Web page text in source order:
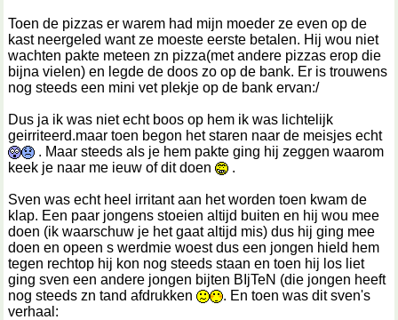
Toen de pizzas er warem had mijn moeder ze even op de
kast neergeled want ze moeste eerste betalen. Hij wou niet
wachten pakte meteen zn pizza(met andere pizzas erop die
bijna vielen) en legde de doos zo op de bank. Er is trouwens
nog steeds een mini vet plekje op de bank ervan:/
Dus ja ik was niet echt boos op hem ik was lichtelijk
geirriteerd.maar toen begon het staren naar de meisjes echt
. Maar steeds als je hem pakte ging hij zeggen waarom
keek je naar me ieuw of dit doen
.
Sven was echt heel irritant aan het worden toen kwam de
klap. Een paar jongens stoeien altijd buiten en hij wou mee
doen (ik waarschuw je het gaat altijd mis) dus hij ging mee
doen en opeen s werdmie woest dus een jongen hield hem
tegen rechtop hij kon nog steeds staan en toen hij los liet
ging sven een andere jongen bijten BIjTeN (die jongen heeft
nog steeds zn tand afdrukken
. En toen was dit sven's
verhaal: